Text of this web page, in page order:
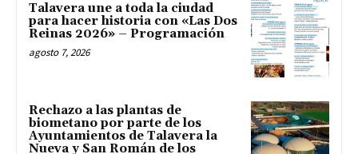
Talavera une a toda la ciudad
para hacer historia con «Las Dos
Reinas 2026» – Programación
agosto 7, 2026
Rechazo a las plantas de
biometano por parte de los
Ayuntamientos de Talavera la
Nueva y San Román de los